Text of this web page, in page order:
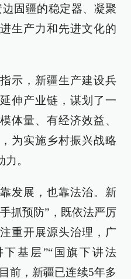
固疆的稳定器、凝聚
生产力和先进文化的
示，新疆生产建设兵
伸产业链，谋划了一
体量、有经济效益、
为实施乡村振兴战略
。
发展，也靠法治。新
抓预防”，既依法严厉
重开展源头治理，广
基层”“国旗下讲法
前，新疆已连续5年多